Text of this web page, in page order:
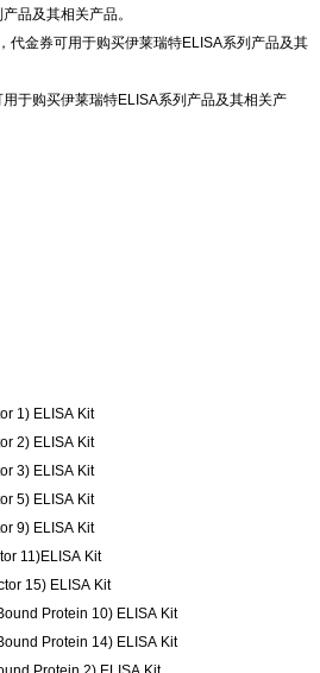
品及其相关产品。
代金券可用于购买伊莱瑞特ELISA系列产品及其
于购买伊莱瑞特ELISA系列产品及其相关产
1) ELISA Kit
2) ELISA Kit
3) ELISA Kit
5) ELISA Kit
9) ELISA Kit
11)ELISA Kit
15) ELISA Kit
Protein 10) ELISA Kit
Protein 14) ELISA Kit